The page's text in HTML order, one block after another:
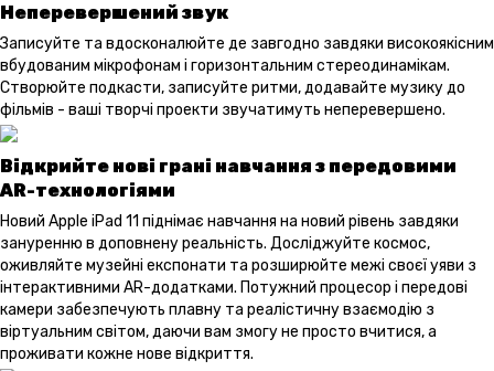
Неперевершений звук
Записуйте та вдосконалюйте де завгодно завдяки високоякісним
вбудованим мікрофонам і горизонтальним стереодинамікам.
Створюйте подкасти, записуйте ритми, додавайте музику до
фільмів - ваші творчі проекти звучатимуть неперевершено.
Відкрийте нові грані навчання з передовими
AR-технологіями
Новий Apple iPad 11 піднімає навчання на новий рівень завдяки
зануренню в доповнену реальність. Досліджуйте космос,
оживляйте музейні експонати та розширюйте межі своєї уяви з
інтерактивними AR-додатками. Потужний процесор і передові
камери забезпечують плавну та реалістичну взаємодію з
віртуальним світом, даючи вам змогу не просто вчитися, а
проживати кожне нове відкриття.